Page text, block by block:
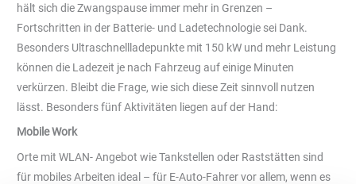
hält sich die Zwangspause immer mehr in Grenzen –
Fortschritten in der Batterie- und Ladetechnologie sei Dank.
Besonders Ultraschnellladepunkte mit 150 kW und mehr Leistung
können die Ladezeit je nach Fahrzeug auf einige Minuten
verkürzen. Bleibt die Frage, wie sich diese Zeit sinnvoll nutzen
lässt. Besonders fünf Aktivitäten liegen auf der Hand:
Mobile Work
Orte mit WLAN- Angebot wie Tankstellen oder Raststätten sind
für mobiles Arbeiten ideal – für E-Auto-Fahrer vor allem, wenn es